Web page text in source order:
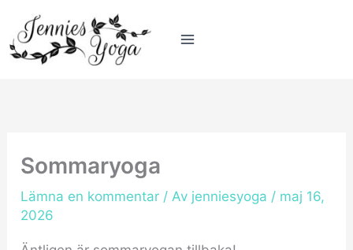
Hoppa
till
innehåll
Sommaryoga
Lämna en kommentar / Av jenniesyoga / maj 16,
2026